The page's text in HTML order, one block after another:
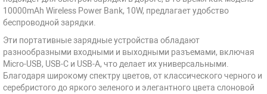
10000mAh Wireless Power Bank, 10W, предлагает удобство
беспроводной зарядки.
Эти портативные зарядные устройства обладают
разнообразными входными и выходными разъемами, включая
Micro-USB, USB-C и USB-A, что делает их универсальными.
Благодаря широкому спектру цветов, от классического черного и
серебристого до яркого зеленого и элегантного цвета слоновой